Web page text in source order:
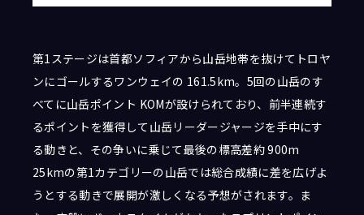
第1ステージは首都ソフィアから山岳地帯を抜けてトロヤ
ンにゴールするワンウェイの 161.5km。5回の山岳のす
べてに山岳ポイント KOMが設けられており、前半連続す
るポイントを獲得して山岳リーダージャージを手中にす
る動きと、その争いに乗じて最後の標高差約 900m
25kmの第1カテゴリーの山岳では総合成績に差を広げよ
うとする動きで展開が激しくなる予想がされます。ま